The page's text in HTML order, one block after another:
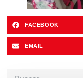
FACEBOOK
EMAIL